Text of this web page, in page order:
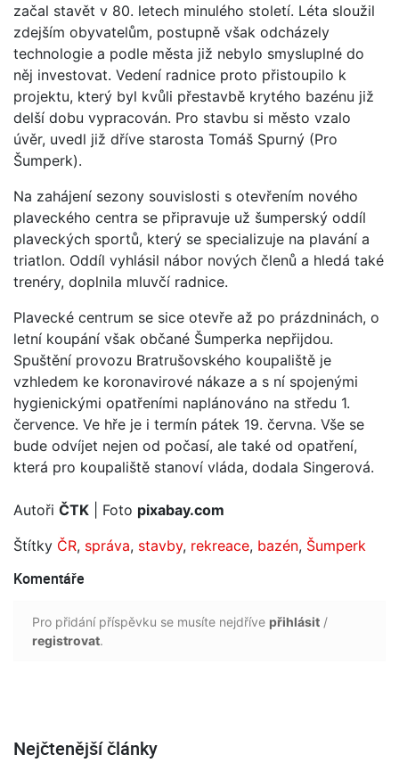
začal stavět v 80. letech minulého století. Léta sloužil
zdejším obyvatelům, postupně však odcházely
technologie a podle města již nebylo smysluplné do
něj investovat. Vedení radnice proto přistoupilo k
projektu, který byl kvůli přestavbě krytého bazénu již
delší dobu vypracován. Pro stavbu si město vzalo
úvěr, uvedl již dříve starosta Tomáš Spurný (Pro
Šumperk).
Na zahájení sezony souvislosti s otevřením nového
plaveckého centra se připravuje už šumperský oddíl
plaveckých sportů, který se specializuje na plavání a
triatlon. Oddíl vyhlásil nábor nových členů a hledá také
trenéry, doplnila mluvčí radnice.
Plavecké centrum se sice otevře až po prázdninách, o
letní koupání však občané Šumperka nepřijdou.
Spuštění provozu Bratrušovského koupaliště je
vzhledem ke koronavirové nákaze a s ní spojenými
hygienickými opatřeními naplánováno na středu 1.
července. Ve hře je i termín pátek 19. června. Vše se
bude odvíjet nejen od počasí, ale také od opatření,
která pro koupaliště stanoví vláda, dodala Singerová.
Autoři ČTK | Foto pixabay.com
Štítky ČR, správa, stavby, rekreace, bazén, Šumperk
Komentáře
Pro přidání příspěvku se musíte nejdříve přihlásit /
registrovat.
Nejčtenější články